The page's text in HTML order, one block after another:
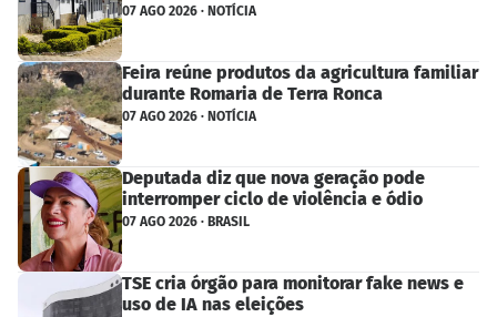
07 AGO 2026 · NOTÍCIA
Feira reúne produtos da agricultura familiar
durante Romaria de Terra Ronca
07 AGO 2026 · NOTÍCIA
Deputada diz que nova geração pode
interromper ciclo de violência e ódio
07 AGO 2026 · BRASIL
TSE cria órgão para monitorar fake news e
uso de IA nas eleições